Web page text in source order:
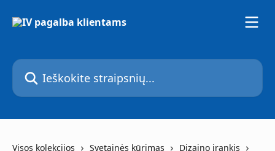
Ieškokite straipsnių...
Visos kolekcijos Svetainės kūrimas
Dizaino įrankis